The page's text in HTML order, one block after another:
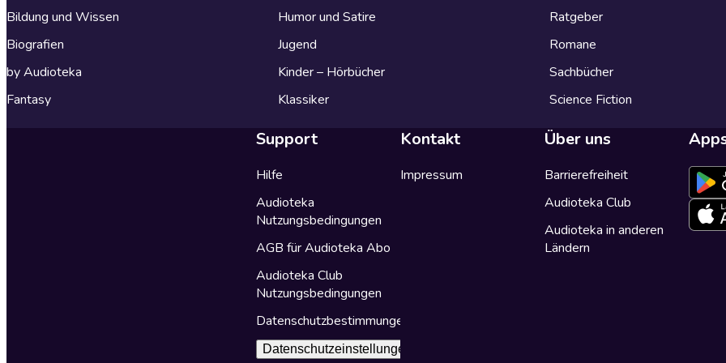
Bildung und Wissen
Biografien
by Audioteka
Fantasy
Humor und Satire
Jugend
Kinder – Hörbücher
Klassiker
Ratgeber
Romane
Sachbücher
Science Fiction
Support
Hilfe
Audioteka
Nutzungsbedingungen
AGB für Audioteka Abo
Audioteka Club
Nutzungsbedingungen
Datenschutzbestimmungen
Datenschutzeinstellungen
Kontakt
Impressum
Über uns
Barrierefreiheit
Audioteka Club
Audioteka in anderen
Ländern